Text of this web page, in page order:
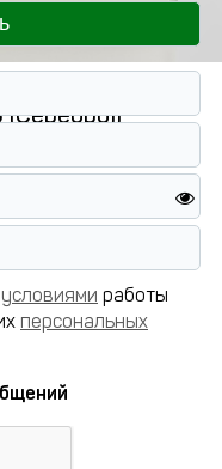
работы
персональных